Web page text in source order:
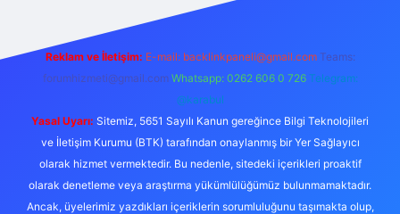
Reklam ve İletişim: E-mail: backlinkpaneli@gmail.com Teams:
forumhizmeti@gmail.com Whatsapp: 0262 606 0 726 Telegram:
@karabul
Yasal Uyarı: Sitemiz, 5651 Sayılı Kanun gereğince Bilgi Teknolojileri
ve İletişim Kurumu (BTK) tarafından onaylanmış bir Yer Sağlayıcı
olarak hizmet vermektedir. Bu nedenle, sitedeki içerikleri proaktif
olarak denetleme veya araştırma yükümlülüğümüz bulunmamaktadır.
Ancak, üyelerimiz yazdıkları içeriklerin sorumluluğunu taşımakta olup,